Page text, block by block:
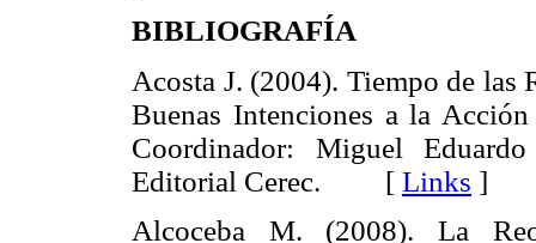
BIBLIOGRAFÍA
Acosta J. (2004). Tiempo de las
Buenas Intenciones a la
Coordinador: Miguel
Editorial Cerec. [ Links ]
Alcoceba M. (2008). La